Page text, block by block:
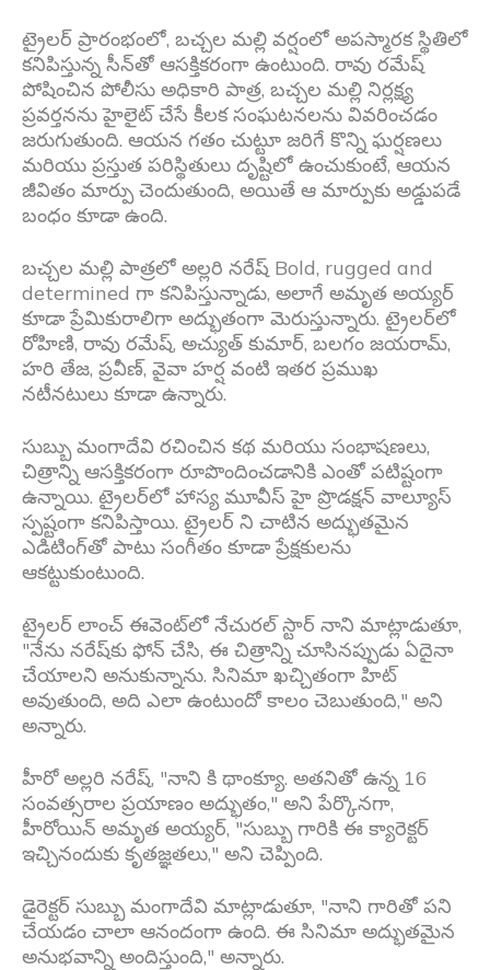
ట్రైలర్ ప్రారంభంలో, బచ్చల మల్లి వర్షంలో అపస్మారక స్థితిలో
కనిపిస్తున్న సీన్‌తో ఆసక్తికరంగా ఉంటుంది. రావు రమేష్
పోషించిన పోలీసు అధికారి పాత్ర, బచ్చల మల్లి నిర్లక్ష్య
ప్రవర్తనను హైలైట్ చేసే కీలక సంఘటనలను వివరించడం
జరుగుతుంది. ఆయన గతం చుట్టూ జరిగే కొన్ని ఘర్షణలు
మరియు ప్రస్తుత పరిస్థితులు దృష్టిలో ఉంచుకుంటే, ఆయన
జీవితం మార్పు చెందుతుంది, అయితే ఆ మార్పుకు అడ్డుపడే
బంధం కూడా ఉంది.
బచ్చల మల్లి పాత్రలో అల్లరి నరేష్ Bold, rugged and
determined గా కనిపిస్తున్నాడు, అలాగే అమృత అయ్యర్
కూడా ప్రేమికురాలిగా అద్భుతంగా మెరుస్తున్నారు. ట్రైలర్‌లో
రోహిణి, రావు రమేష్, అచ్యుత్ కుమార్, బలగం జయరామ్,
హరి తేజ, ప్రవీణ్, వైవా హర్ష వంటి ఇతర ప్రముఖ
నటీనటులు కూడా ఉన్నారు.
సుబ్బు మంగాదేవి రచించిన కథ మరియు సంభాషణలు,
చిత్రాన్ని ఆసక్తికరంగా రూపొందించడానికి ఎంతో పటిష్టంగా
ఉన్నాయి. ట్రైలర్‌లో హాస్య మూవీస్‌ హై ప్రొడక్షన్ వాల్యూస్
స్పష్టంగా కనిపిస్తాయి. ట్రైలర్ ని చాటిన అద్భుతమైన
ఎడిటింగ్‌తో పాటు సంగీతం కూడా ప్రేక్షకులను
ఆకట్టుకుంటుంది.
ట్రైలర్ లాంచ్ ఈవెంట్‌లో నేచురల్ స్టార్ నాని మాట్లాడుతూ,
"నేను నరేష్‌కు ఫోన్ చేసి, ఈ చిత్రాన్ని చూసినప్పుడు ఏదైనా
చేయాలని అనుకున్నాను. సినిమా ఖచ్చితంగా హిట్
అవుతుంది, అది ఎలా ఉంటుందో కాలం చెబుతుంది," అని
అన్నారు.
హీరో అల్లరి నరేష్, "నాని కి థాంక్యూ. అతనితో ఉన్న 16
సంవత్సరాల ప్రయాణం అద్భుతం," అని పేర్కొనగా,
హీరోయిన్ అమృత అయ్యర్, "సుబ్బు గారికి ఈ క్యారెక్టర్
ఇచ్చినందుకు కృతజ్ఞతలు," అని చెప్పింది.
డైరెక్టర్ సుబ్బు మంగాదేవి మాట్లాడుతూ, "నాని గారితో పని
చేయడం చాలా ఆనందంగా ఉంది. ఈ సినిమా అద్భుతమైన
అనుభవాన్ని అందిస్తుంది," అన్నారు.